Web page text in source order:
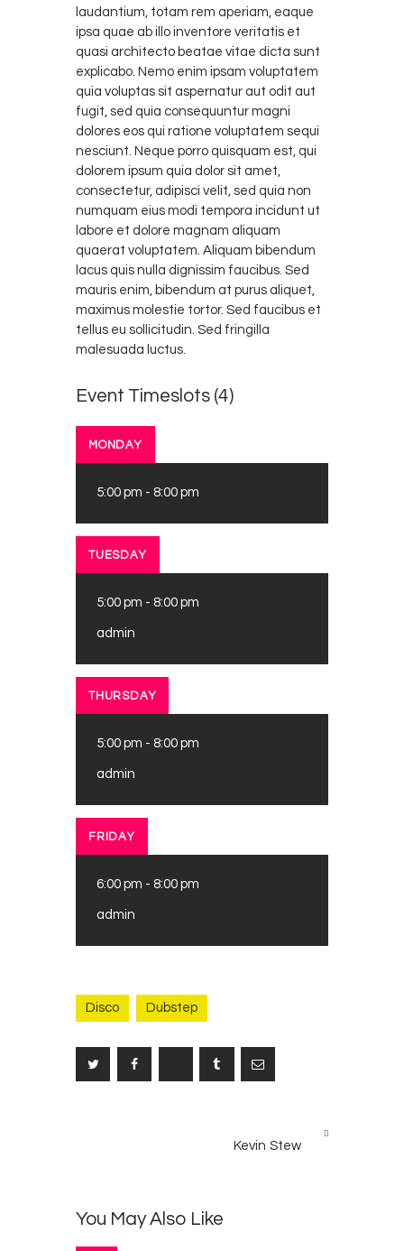
laudantium, totam rem aperiam, eaque
ipsa quae ab illo inventore veritatis et
quasi architecto beatae vitae dicta sunt
explicabo. Nemo enim ipsam voluptatem
quia voluptas sit aspernatur aut odit aut
fugit, sed quia consequuntur magni
dolores eos qui ratione voluptatem sequi
nesciunt. Neque porro quisquam est, qui
dolorem ipsum quia dolor sit amet,
consectetur, adipisci velit, sed quia non
numquam eius modi tempora incidunt ut
labore et dolore magnam aliquam
quaerat voluptatem. Aliquam bibendum
lacus quis nulla dignissim faucibus. Sed
mauris enim, bibendum at purus aliquet,
maximus molestie tortor. Sed faucibus et
tellus eu sollicitudin. Sed fringilla
malesuada luctus.
Event Timeslots (4)
MONDAY
5:00 pm - 8:00 pm
TUESDAY
5:00 pm - 8:00 pm
admin
THURSDAY
5:00 pm - 8:00 pm
admin
FRIDAY
6:00 pm - 8:00 pm
admin
Disco Dubstep
NEXT
POST
Kevin Stew
You May Also Like